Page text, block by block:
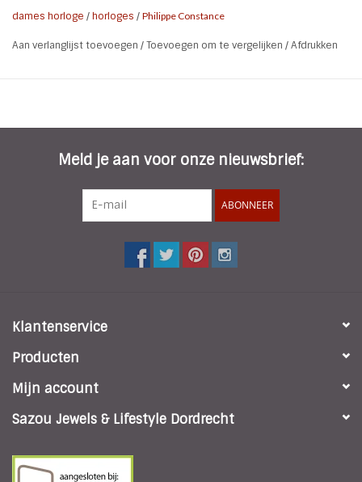
De band kan versteld worden.
* Diameter kast : 3,1 cm
* Mineraal Glas (W-R Crystal Glas)
dames horloge /horloges / Philippe Constance
Aan verlanglijst toevoegen /Toevoegen om te vergelijken /Afdrukken
Meld je aan voor onze nieuwsbrief:
ABONNEER
Klantenservice
Producten
Mijn account
Sazou Jewels & Lifestyle Dordrecht